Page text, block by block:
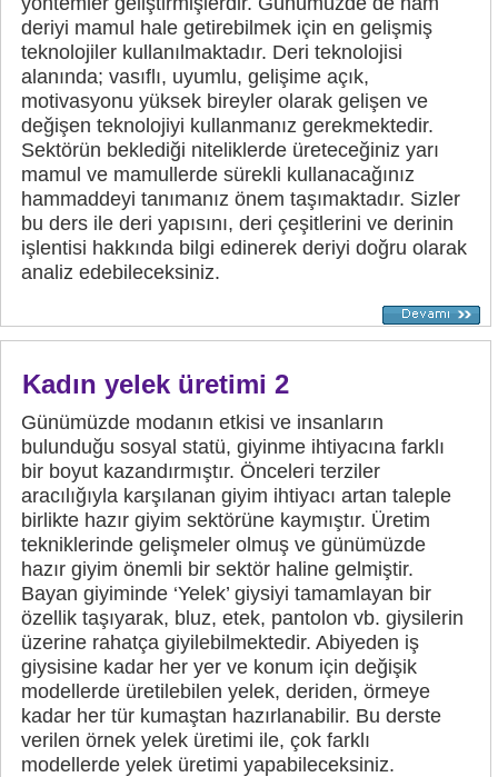
deriyi mamul hale getirebilmek için en gelişmiş
teknolojiler kullanılmaktadır. Deri teknolojisi
alanında; vasıflı, uyumlu, gelişime açık,
motivasyonu yüksek bireyler olarak gelişen ve
değişen teknolojiyi kullanmanız gerekmektedir.
Sektörün beklediği niteliklerde üreteceğiniz yarı
mamul ve mamullerde sürekli kullanacağınız
hammaddeyi tanımanız önem taşımaktadır. Sizler
bu ders ile deri yapısını, deri çeşitlerini ve derinin
işlentisi hakkında bilgi edinerek deriyi doğru olarak
analiz edebileceksiniz.
Kadın yelek üretimi 2
Günümüzde modanın etkisi ve insanların
bulunduğu sosyal statü, giyinme ihtiyacına farklı
bir boyut kazandırmıştır. Önceleri terziler
aracılığıyla karşılanan giyim ihtiyacı artan taleple
birlikte hazır giyim sektörüne kaymıştır. Üretim
tekniklerinde gelişmeler olmuş ve günümüzde
hazır giyim önemli bir sektör haline gelmiştir.
Bayan giyiminde ‘Yelek’ giysiyi tamamlayan bir
özellik taşıyarak, bluz, etek, pantolon vb. giysilerin
üzerine rahatça giyilebilmektedir. Abiyeden iş
giysisine kadar her yer ve konum için değişik
modellerde üretilebilen yelek, deriden, örmeye
kadar her tür kumaştan hazırlanabilir. Bu derste
verilen örnek yelek üretimi ile, çok farklı
modellerde yelek üretimi yapabileceksiniz.